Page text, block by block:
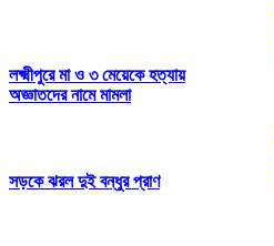
লক্ষ্মীপুরে মা ও ৩ মেয়েকে হত্যায়
অজ্ঞাতদের নামে মামলা
সড়কে ঝরল দুই বন্ধুর প্রাণ